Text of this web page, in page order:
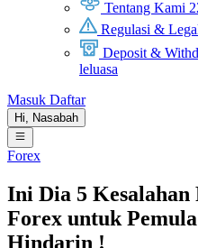
Tentang Kami
Regulasi &
Deposit &
leluasa
Masuk Daftar
Hi, Nasabah
Forex
Ini Dia 5
Forex untuk
Hindarin !